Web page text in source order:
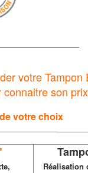
votre Tampon
connaitre son
votre choix